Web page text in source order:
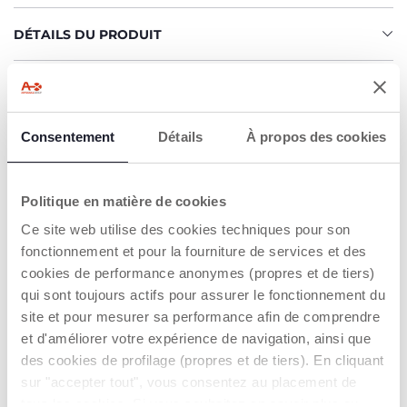
Consentement Détails À propos des cookies
Politique en matière de cookies
Ce site web utilise des cookies techniques pour son
fonctionnement et pour la fourniture de services et des
cookies de performance anonymes (propres et de tiers)
qui sont toujours actifs pour assurer le fonctionnement du
site et pour mesurer sa performance afin de comprendre
et d'améliorer votre expérience de navigation, ainsi que
des cookies de profilage (propres et de tiers). En cliquant
sur "accepter tout", vous consentez au placement de
DÉTAILS DU PRODUIT
AVERTISSEMENTS ET INSTRUCTIONS
Trouver un Revendeur
CARACTÉRISTIQUES DU PRODUIT
UNE GAMME
COMPLÈTE